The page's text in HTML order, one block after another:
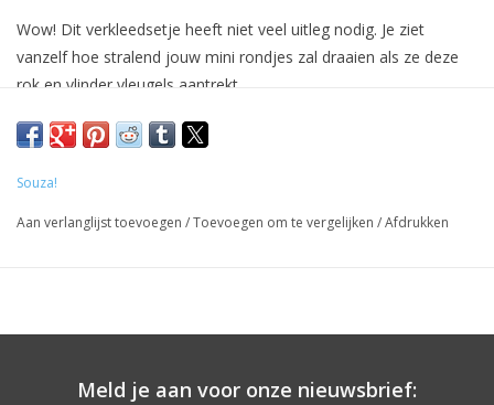
Wow! Dit verkleedsetje heeft niet veel uitleg nodig. Je ziet
vanzelf hoe stralend jouw mini rondjes zal draaien als ze deze
rok en vlinder vleugels aantrekt.
Dankzij de kwaliteit en oog voor detail heb je lekker lang geniet
van dit prachtig sprookjesachtig setje.
Souza!
Aan verlanglijst toevoegen /Toevoegen om te vergelijken /Afdrukken
Meld je aan voor onze nieuwsbrief: